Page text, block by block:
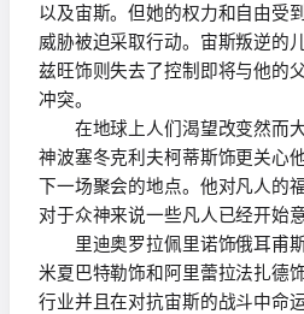
以及宙斯。但她的权力和自由受
威胁被迫采取行动。宙斯叛逆的
兹旺饰则失去了控制即将与他的
冲突。
在地球上人们渴望改变然而大
神波塞冬克利夫柯蒂斯饰更关心
下一场聚会的地点。他对凡人的
对于众神来说一些凡人已经开始
里迪奥罗拉佩里诺饰俄耳甫
米夏巴特勒饰和阿里蕾拉法扎德
行业并且在对抗宙斯的战斗中命